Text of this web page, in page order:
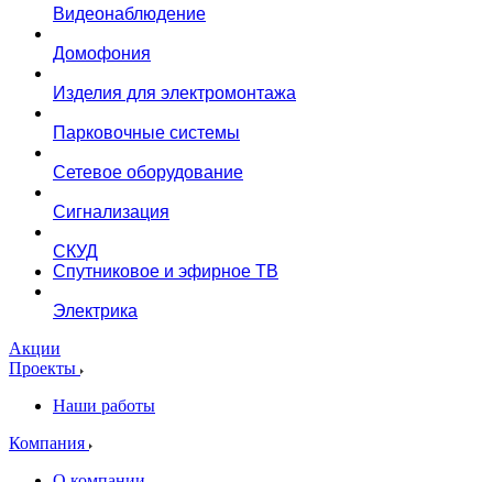
Видеонаблюдение
Домофония
Изделия для электромонтажа
Парковочные системы
Сетевое оборудование
Сигнализация
СКУД
Спутниковое и эфирное ТВ
Электрика
Акции
Проекты
Наши работы
Компания